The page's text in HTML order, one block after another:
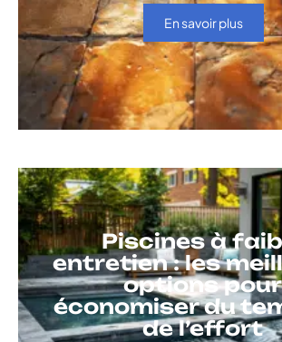
En savoir plus
Piscines à
entretien : les
options pour
économiser du
de l’effort